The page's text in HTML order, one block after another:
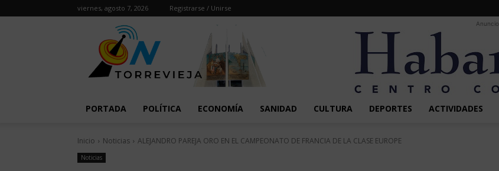
viernes, agosto 7, 2026 Registrarse / Unirse
Anuncio
PORTADA POLÍTICA ECONOMÍA SANIDAD CULTURA DEPORTES ACTIVIDADES
Inicio Noticias ALEJANDRO PAREJA ORO EN EL CAMPEONATO DE FRANCIA DE LA CLASE EUROPE
Noticias